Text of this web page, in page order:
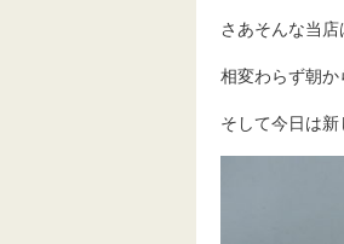
さあそんな当
相変わらず朝か
そして今日は新